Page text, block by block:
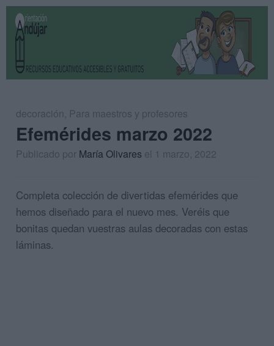
decoración, Para maestros y profesores
Efemérides marzo 2022
Publicado por María Olivares el 1 marzo, 2022
Completa colección de divertidas efemérides que
hemos diseñado para el nuevo mes. Veréis que
bonitas quedan vuestras aulas decoradas con estas
láminas.